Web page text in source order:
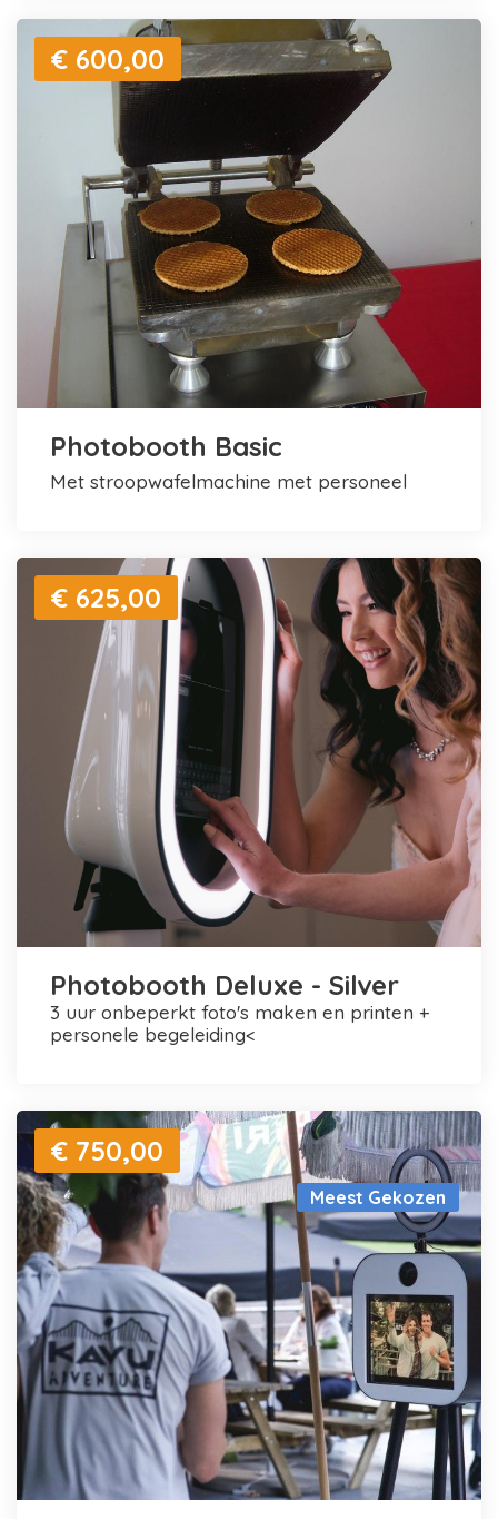
€ 600,00
Photobooth Basic
met stroopwafelmachine met personeel
€ 625,00
Photobooth Deluxe - Silver
3 uur onbeperkt foto's maken en printen +
personele begeleiding<
Meest Gekozen
€ 750,00